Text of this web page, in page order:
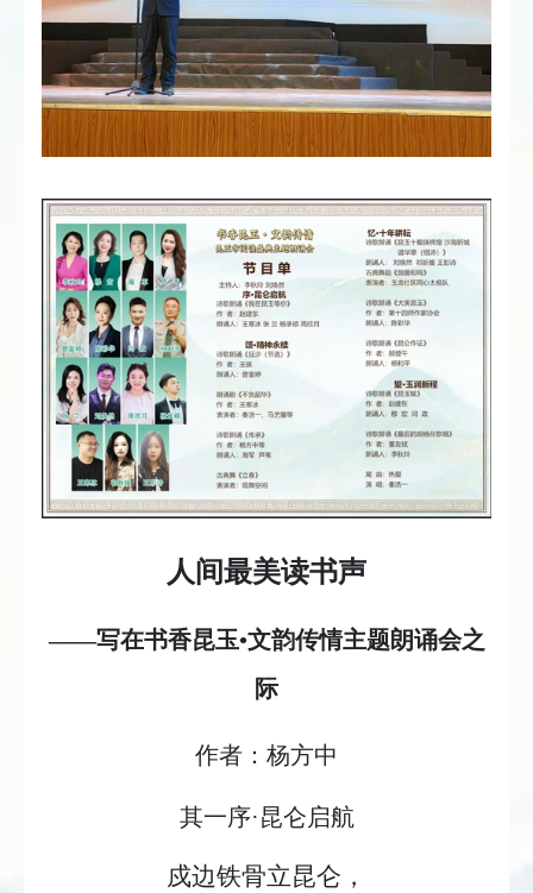
人间最美读书声
——写在书香昆玉•文韵传情主题朗诵会之
际
作者：杨方中
其一序·昆仑启航
戍边铁骨立昆仑，